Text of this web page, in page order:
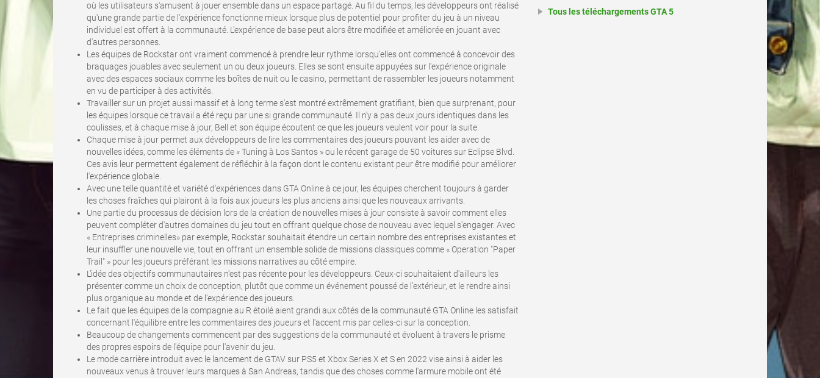
où les utilisateurs s'amusent à jouer ensemble dans un espace partagé. Au fil du temps, les développeurs ont réalisé
qu'une grande partie de l'expérience fonctionne mieux lorsque plus de potentiel pour profiter du jeu à un niveau
individuel est offert à la communauté. L'expérience de base peut alors être modifiée et améliorée en jouant avec
d'autres personnes.
Les équipes de Rockstar ont vraiment commencé à prendre leur rythme lorsqu'elles ont commencé à concevoir des
braquages jouables avec seulement un ou deux joueurs. Elles se sont ensuite appuyées sur l'expérience originale
avec des espaces sociaux comme les boîtes de nuit ou le casino, permettant de rassembler les joueurs notamment
en vu de participer à des activités.
Travailler sur un projet aussi massif et à long terme s'est montré extrêmement gratifiant, bien que surprenant, pour
les équipes lorsque ce travail a été reçu par une si grande communauté. Il n'y a pas deux jours identiques dans les
coulisses, et à chaque mise à jour, Bell et son équipe écoutent ce que les joueurs veulent voir pour la suite.
Chaque mise à jour permet aux développeurs de lire les commentaires des joueurs pouvant les aider avec de
nouvelles idées, comme les éléments de « Tuning à Los Santos » ou le récent garage de 50 voitures sur Eclipse Blvd.
Ces avis leur permettent également de réfléchir à la façon dont le contenu existant peur être modifié pour améliorer
l'expérience globale.
Avec une telle quantité et variété d'expériences dans GTA Online à ce jour, les équipes cherchent toujours à garder
les choses fraîches qui plairont à la fois aux joueurs les plus anciens ainsi que les nouveaux arrivants.
Une partie du processus de décision lors de la création de nouvelles mises à jour consiste à savoir comment elles
peuvent compléter d'autres domaines du jeu tout en offrant quelque chose de nouveau avec lequel s'engager. Avec
« Entreprises criminelles» par exemple, Rockstar souhaitait étendre un certain nombre des entreprises existantes et
leur insuffler une nouvelle vie, tout en offrant un ensemble solide de missions classiques comme « Operation "Paper
Trail" » pour les joueurs préférant les missions narratives au côté empire.
L'idée des objectifs communautaires n'est pas récente pour les développeurs. Ceux-ci souhaitaient d'ailleurs les
présenter comme un choix de conception, plutôt que comme un événement poussé de l'extérieur, et le rendre ainsi
plus organique au monde et de l'expérience des joueurs.
Le fait que les équipes de la compagnie au R étoilé aient grandi aux côtés de la communauté GTA Online les satisfait
concernant l'équilibre entre les commentaires des joueurs et l'accent mis par celles-ci sur la conception.
Beaucoup de changements commencent par des suggestions de la communauté et évoluent à travers le prisme
des propres espoirs de l'équipe pour l'avenir du jeu.
Le mode carrière introduit avec le lancement de GTAV sur PS5 et Xbox Series X et S en 2022 vise ainsi à aider les
nouveaux venus à trouver leurs marques à San Andreas, tandis que des choses comme l'armure mobile ont été
Tous les téléchargements GTA 5